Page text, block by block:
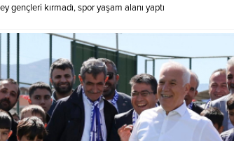
gençleri kırmadı, spor yaşam alanı yaptı